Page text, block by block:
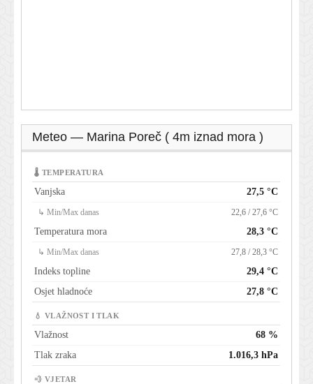
Meteo — Marina Poreč ( 4m iznad mora )
🌡 TEMPERATURA
Vanjska 27,5 °C
↳ Min/Max danas 22,6 / 27,6 °C
Temperatura mora 28,3 °C
↳ Min/Max danas 27,8 / 28,3 °C
Indeks topline
29,4 °C
Osjet hladnoće
27,8 °C
💧 VLAŽNOST I TLAK
Vlažnost
68 %
Tlak zraka
1.016,3 hPa
💨 VJETAR